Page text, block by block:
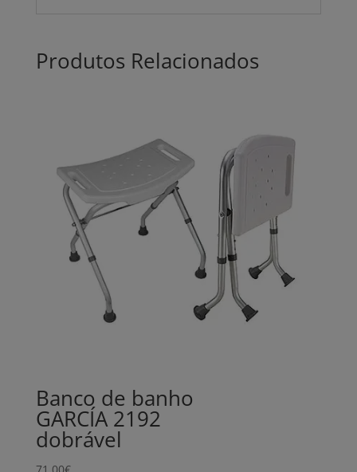
Produtos Relacionados
Banco de banho
GARCÍA 2192
dobrável